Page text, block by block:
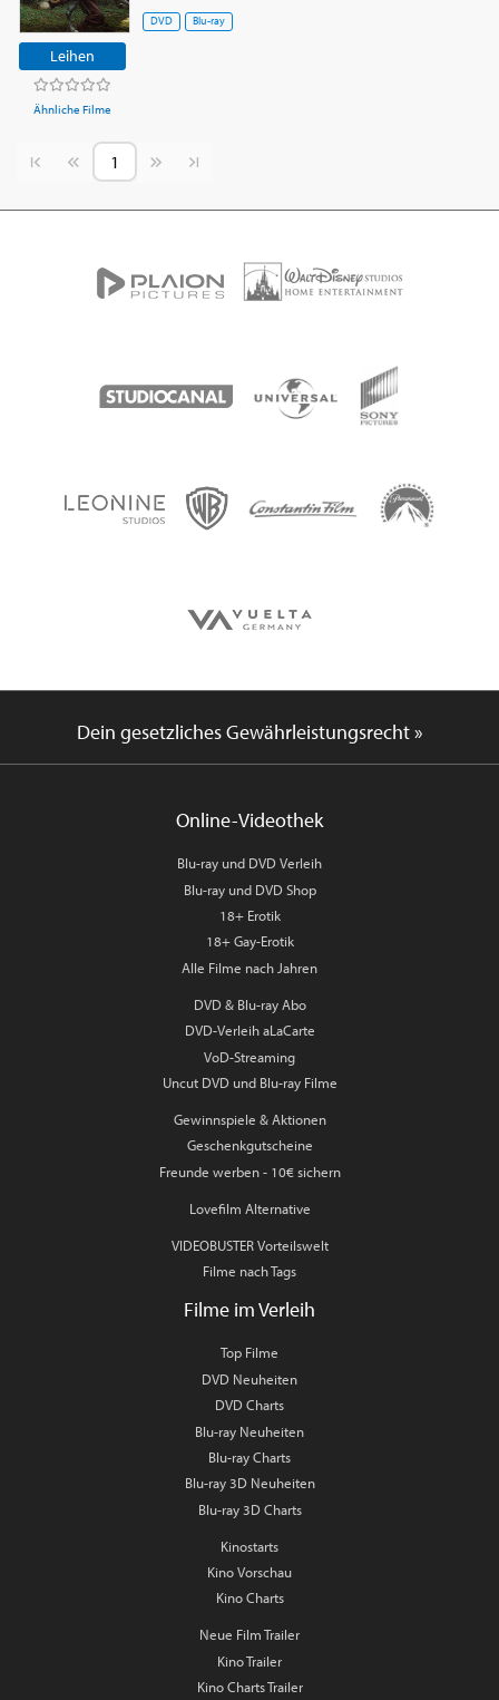
Leihen
Ähnliche Filme
DVD Blu-ray
Vorherige SeiteNächste Seite
Dein gesetzliches Gewährleistungsrecht »
Online-Videothek
Blu-ray und DVD Verleih
Blu-ray und DVD Shop
18+ Erotik
18+ Gay-Erotik
Alle Filme nach Jahren
DVD & Blu-ray Abo
DVD-Verleih aLaCarte
VoD-Streaming
Uncut DVD und Blu-ray Filme
Gewinnspiele & Aktionen
Geschenkgutscheine
Freunde werben - 10€ sichern
Lovefilm Alternative
VIDEOBUSTER Vorteilswelt
Filme nach Tags
Filme im Verleih
Top Filme
DVD Neuheiten
DVD Charts
Blu-ray Neuheiten
Blu-ray Charts
Blu-ray 3D Neuheiten
Blu-ray 3D Charts
Kinostarts
Kino Vorschau
Kino Charts
Neue Film Trailer
Kino Trailer
Kino Charts Trailer